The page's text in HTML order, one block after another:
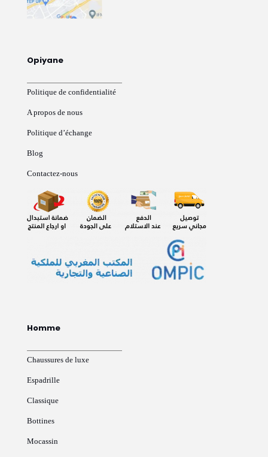
Opiyane
Politique de confidentialité
A propos de nous
Politique d’échange
Blog
Contactez-nous
Homme
Chaussures de luxe
Espadrille
Classique
Bottines
Mocassin